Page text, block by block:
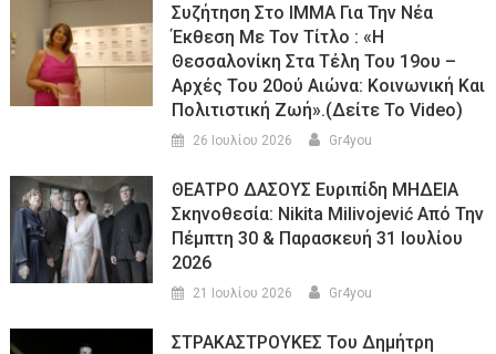
Συζήτηση Στο ΙΜΜΑ Για Την Νέα
Έκθεση Με Τον Τίτλο : «Η
Θεσσαλονίκη Στα Τέλη Του 19ου –
Αρχές Του 20ού Αιώνα: Κοινωνική Και
Πολιτιστική Ζωή».(Δείτε Το Video)
26 Ιουλίου 2026 Gr4you
ΘΕΑΤΡΟ ΔΑΣΟΥΣ Ευριπίδη ΜΗΔΕΙΑ
Σκηνοθεσία: Nikita Milivojević Από Την
Πέμπτη 30 & Παρασκευή 31 Ιουλίου
2026
21 Ιουλίου 2026 Gr4you
ΣΤΡΑΚΑΣΤΡΟΥΚΕΣ Του Δημήτρη